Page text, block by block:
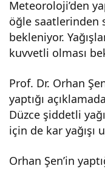
Meteoroloji’den
öğle saatlerinden
bekleniyor.
kuvvetli olması
Prof. Dr. Orhan
yaptığı
Düzce şiddetli
için de kar yağışı
Orhan Şen’in
cak.